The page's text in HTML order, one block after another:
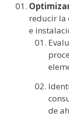
reducir la
e
de